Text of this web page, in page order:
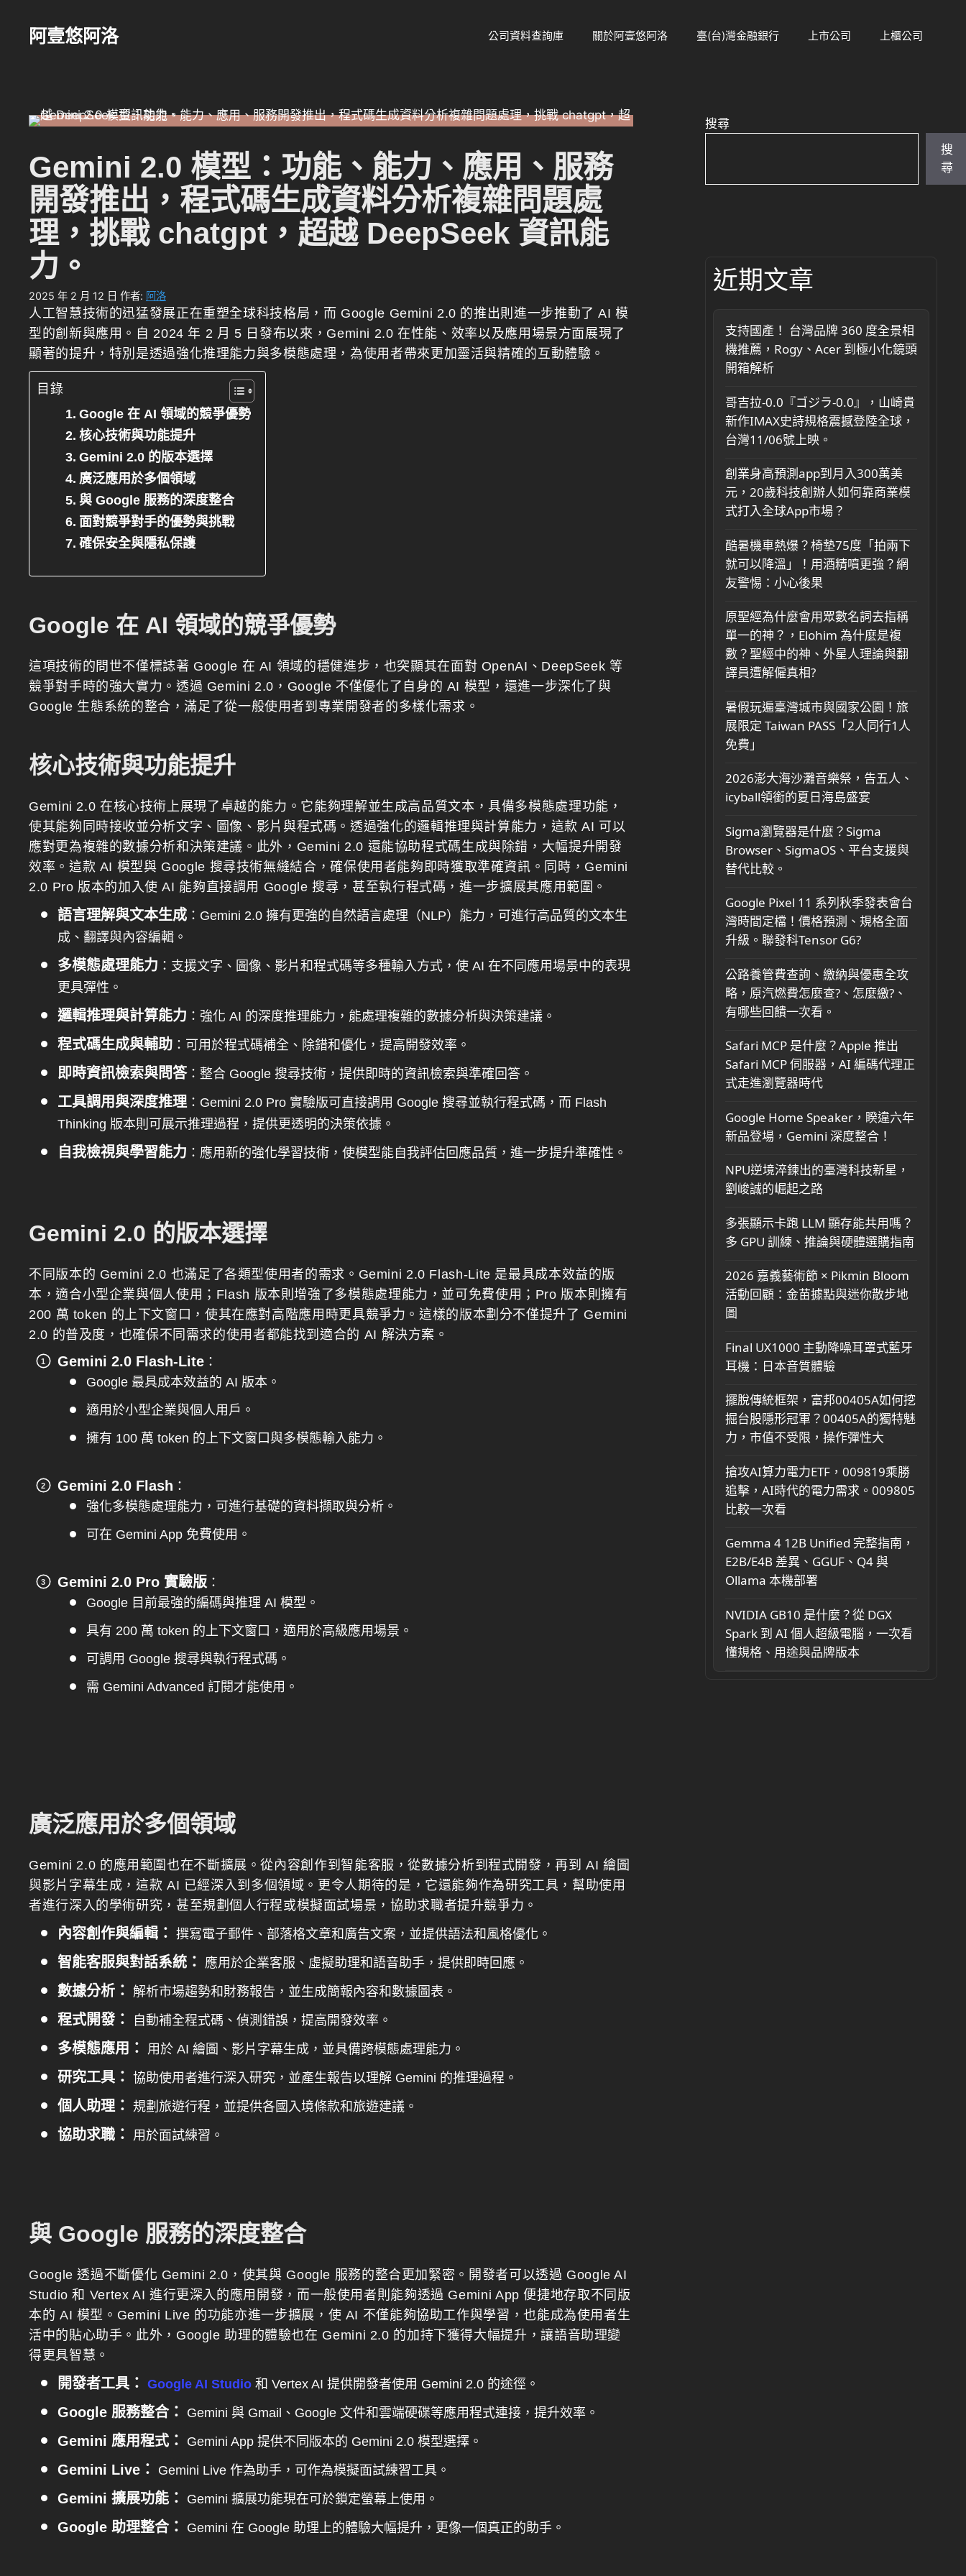
阿壹悠阿洛 公司資料查詢庫 關於阿壹悠阿洛 臺(台)灣金融銀行 上市公司 上櫃公司
Gemini 2.0 模型：功能、能力、應用、服務
開發推出，程式碼生成資料分析複雜問題處
理，挑戰 chatgpt，超越 DeepSeek 資訊能
力。
2025 年 2 月 12 日 作者: 阿洛
人工智慧技術的迅猛發展正在重塑全球科技格局，而 Google Gemini 2.0 的推出則進一步推動了 AI 模
型的創新與應用。自 2024 年 2 月 5 日發布以來，Gemini 2.0 在性能、效率以及應用場景方面展現了
顯著的提升，特別是透過強化推理能力與多模態處理，為使用者帶來更加靈活與精確的互動體驗。
目錄
Google 在 AI 領域的競爭優勢
核心技術與功能提升
Gemini 2.0 的版本選擇
廣泛應用於多個領域
與 Google 服務的深度整合
面對競爭對手的優勢與挑戰
確保安全與隱私保護
Google 在 AI 領域的競爭優勢
這項技術的問世不僅標誌著 Google 在 AI 領域的穩健進步，也突顯其在面對 OpenAI、DeepSeek 等
競爭對手時的強大實力。透過 Gemini 2.0，Google 不僅優化了自身的 AI 模型，還進一步深化了與
Google 生態系統的整合，滿足了從一般使用者到專業開發者的多樣化需求。
核心技術與功能提升
Gemini 2.0 在核心技術上展現了卓越的能力。它能夠理解並生成高品質文本，具備多模態處理功能，
使其能夠同時接收並分析文字、圖像、影片與程式碼。透過強化的邏輯推理與計算能力，這款 AI 可以
應對更為複雜的數據分析和決策建議。此外，Gemini 2.0 還能協助程式碼生成與除錯，大幅提升開發
效率。這款 AI 模型與 Google 搜尋技術無縫結合，確保使用者能夠即時獲取準確資訊。同時，Gemini
2.0 Pro 版本的加入使 AI 能夠直接調用 Google 搜尋，甚至執行程式碼，進一步擴展其應用範圍。
語言理解與文本生成 ：Gemini 2.0 擁有更強的自然語言處理（NLP）能力，可進行高品質的文本生
成、翻譯與內容編輯。
多模態處理能力 ：支援文字、圖像、影片和程式碼等多種輸入方式，使 AI 在不同應用場景中的表現
更具彈性。
邏輯推理與計算能力 ：強化 AI 的深度推理能力，能處理複雜的數據分析與決策建議。
程式碼生成與輔助 ：可用於程式碼補全、除錯和優化，提高開發效率。
即時資訊檢索與問答：整合 Google 搜尋技術，提供即時的資訊檢索與準確回答。
工具調用與深度推理：Gemini 2.0 Pro 實驗版可直接調用 Google 搜尋並執行程式碼，而 Flash
Thinking 版本則可展示推理過程，提供更透明的決策依據。
自我檢視與學習能力 ：應用新的強化學習技術，使模型能自我評估回應品質，進一步提升準確性。
Gemini 2.0 的版本選擇
不同版本的 Gemini 2.0 也滿足了各類型使用者的需求。Gemini 2.0 Flash-Lite 是最具成本效益的版
本，適合小型企業與個人使用；Flash 版本則增強了多模態處理能力，並可免費使用；Pro 版本則擁有
200 萬 token 的上下文窗口，使其在應對高階應用時更具競爭力。這樣的版本劃分不僅提升了 Gemini
2.0 的普及度，也確保不同需求的使用者都能找到適合的 AI 解決方案。
Gemini 2.0 Flash-Lite ：
Google 最具成本效益的 AI 版本。
適用於小型企業與個人用戶。
擁有 100 萬 token 的上下文窗口與多模態輸入能力。
Gemini 2.0 Flash ：
強化多模態處理能力，可進行基礎的資料擷取與分析。
可在 Gemini App 免費使用。
Gemini 2.0 Pro 實驗版 ：
Google 目前最強的編碼與推理 AI 模型。
具有 200 萬 token 的上下文窗口，適用於高級應用場景。
可調用 Google 搜尋與執行程式碼。
需 Gemini Advanced 訂閱才能使用。
廣泛應用於多個領域
Gemini 2.0 的應用範圍也在不斷擴展。從內容創作到智能客服，從數據分析到程式開發，再到 AI 繪圖
與影片字幕生成，這款 AI 已經深入到多個領域。更令人期待的是，它還能夠作為研究工具，幫助使用
者進行深入的學術研究，甚至規劃個人行程或模擬面試場景，協助求職者提升競爭力。
內容創作與編輯： 撰寫電子郵件、部落格文章和廣告文案，並提供語法和風格優化。
智能客服與對話系統： 應用於企業客服、虛擬助理和語音助手，提供即時回應。
數據分析： 解析市場趨勢和財務報告，並生成簡報內容和數據圖表。
程式開發： 自動補全程式碼、偵測錯誤，提高開發效率。
多模態應用： 用於 AI 繪圖、影片字幕生成，並具備跨模態處理能力。
研究工具： 協助使用者進行深入研究，並產生報告以理解 Gemini 的推理過程。
個人助理： 規劃旅遊行程，並提供各國入境條款和旅遊建議。
協助求職： 用於面試練習。
與 Google 服務的深度整合
Google 透過不斷優化 Gemini 2.0，使其與 Google 服務的整合更加緊密。開發者可以透過 Google AI
Studio 和 Vertex AI 進行更深入的應用開發，而一般使用者則能夠透過 Gemini App 便捷地存取不同版
本的 AI 模型。Gemini Live 的功能亦進一步擴展，使 AI 不僅能夠協助工作與學習，也能成為使用者生
活中的貼心助手。此外，Google 助理的體驗也在 Gemini 2.0 的加持下獲得大幅提升，讓語音助理變
得更具智慧。
開發者工具： Google AI Studio 和 Vertex AI 提供開發者使用 Gemini 2.0 的途徑。
Google 服務整合： Gemini 與 Gmail、Google 文件和雲端硬碟等應用程式連接，提升效率。
Gemini 應用程式： Gemini App 提供不同版本的 Gemini 2.0 模型選擇。
Gemini Live： Gemini Live 作為助手，可作為模擬面試練習工具。
Gemini 擴展功能： Gemini 擴展功能現在可於鎖定螢幕上使用。
Google 助理整合： Gemini 在 Google 助理上的體驗大幅提升，更像一個真正的助手。
搜尋
搜
尋
近期文章
支持國產！ 台灣品牌 360 度全景相
機推薦，Rogy、Acer 到極小化鏡頭
開箱解析
哥吉拉-0.0『ゴジラ-0.0』，山崎貴
新作IMAX史詩規格震撼登陸全球，
台灣11/06號上映。
創業身高預測app到月入300萬美
元，20歲科技創辦人如何靠商業模
式打入全球App市場？
酷暑機車熱爆？椅墊75度「拍兩下
就可以降溫」！用酒精噴更強？網
友警惕：小心後果
原聖經為什麼會用眾數名詞去指稱
單一的神？，Elohim 為什麼是複
數？聖經中的神、外星人理論與翻
譯員遭解僱真相?
暑假玩遍臺灣城市與國家公園！旅
展限定 Taiwan PASS「2人同行1人
免費」
2026澎大海沙灘音樂祭，告五人、
icyball領銜的夏日海島盛宴
Sigma瀏覽器是什麼？Sigma
Browser、SigmaOS、平台支援與
替代比較。
Google Pixel 11 系列秋季發表會台
灣時間定檔！價格預測、規格全面
升級。聯發科Tensor G6?
公路養管費查詢、繳納與優惠全攻
略，原汽燃費怎麼查?、怎麼繳?、
有哪些回饋一次看。
Safari MCP 是什麼？Apple 推出
Safari MCP 伺服器，AI 編碼代理正
式走進瀏覽器時代
Google Home Speaker，睽違六年
新品登場，Gemini 深度整合！
NPU逆境淬鍊出的臺灣科技新星，
劉峻誠的崛起之路
多張顯示卡跑 LLM 顯存能共用嗎？
多 GPU 訓練、推論與硬體選購指南
2026 嘉義藝術節 × Pikmin Bloom
活動回顧：金苗據點與迷你散步地
圖
Final UX1000 主動降噪耳罩式藍牙
耳機：日本音質體驗
擺脫傳統框架，富邦00405A如何挖
掘台股隱形冠軍？00405A的獨特魅
力，市值不受限，操作彈性大
搶攻AI算力電力ETF，009819乘勝
追擊，AI時代的電力需求。009805
比較一次看
Gemma 4 12B Unified 完整指南，
E2B/E4B 差異、GGUF、Q4 與
Ollama 本機部署
NVIDIA GB10 是什麼？從 DGX
Spark 到 AI 個人超級電腦，一次看
懂規格、用途與品牌版本